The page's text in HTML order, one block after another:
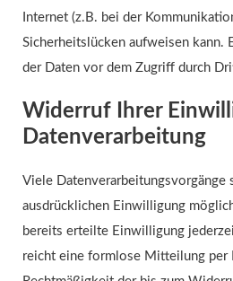
Internet (z.B. bei der
Sicherheitslücken aufweisen kann.
der Daten vor dem Zugriff durch
Widerruf Ihrer
Datenverarbeitung
Viele Datenverarbeitungsvorgänge
ausdrücklichen Einwilligung
bereits erteilte Einwilligung
reicht eine formlose Mitteilung per